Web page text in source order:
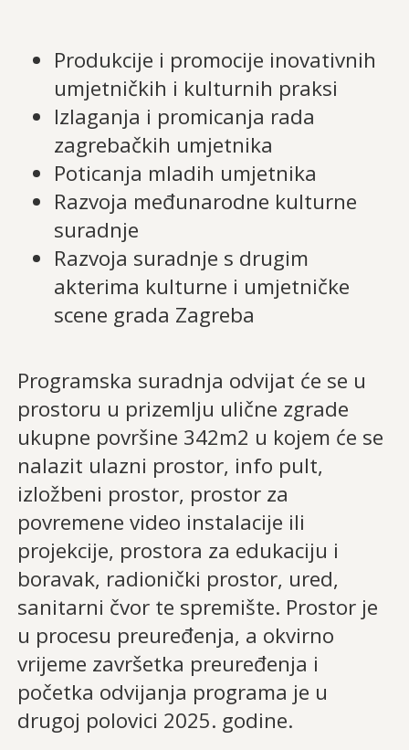
Produkcije i promocije inovativnih
umjetničkih i kulturnih praksi
Izlaganja i promicanja rada
zagrebačkih umjetnika
Poticanja mladih umjetnika
Razvoja međunarodne kulturne
suradnje
Razvoja suradnje s drugim
akterima kulturne i umjetničke
scene grada Zagreba
Programska suradnja odvijat će se u
prostoru u prizemlju ulične zgrade
ukupne površine 342m2 u kojem će se
nalazit ulazni prostor, info pult,
izložbeni prostor, prostor za
povremene video instalacije ili
projekcije, prostora za edukaciju i
boravak, radionički prostor, ured,
sanitarni čvor te spremište. Prostor je
u procesu preuređenja, a okvirno
vrijeme završetka preuređenja i
početka odvijanja programa je u
drugoj polovici 2025. godine.